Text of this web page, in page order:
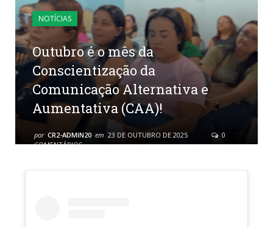
NOTÍCIAS
Outubro é o mês da
Conscientização da
Comunicação Alternativa e
Aumentativa (CAA)!
por CR2-ADMIN20 em 23 DE OUTUBRO DE 2025
0
COMENTÁRIOS